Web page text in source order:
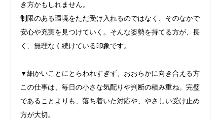
き方かもしれません。
制限のある環境をただ受け入れるのではなく、そのなかで
安心や充実を見つけていく。そんな姿勢を持てる方が、長
く、無理なく続けている印象です。
▼細かいことにとらわれすぎず、おおらかに向き合える方
この仕事は、毎日の小さな気配りや判断の積み重ね。完璧
であることよりも、落ち着いた対応や、やさしい受け止め
方が大切。